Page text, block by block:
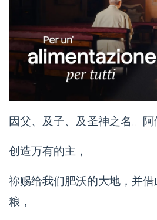
因父、及子、及圣神之名。阿
创造万有的主，
祢赐给我们肥沃的大地，并
粮，